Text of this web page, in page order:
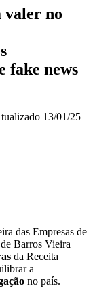
valer no
fake news
13/01/25
das Empresas de
Barros Vieira
da Receita
a
no país.